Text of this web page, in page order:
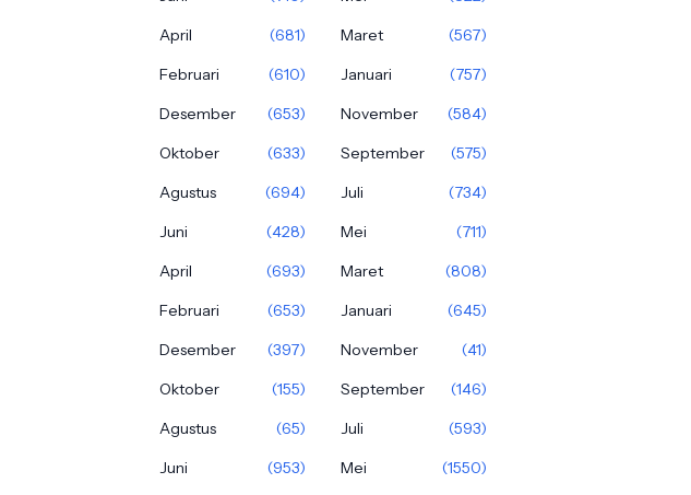
April
(681) Maret
(567)
Februari
(610) Januari
(757)
Desember
(653) November
(584)
Oktober
(633) September
(575)
Agustus
(694) Juli
(734)
Juni
(428) Mei
(711)
April
(693) Maret
(808)
Februari
(653) Januari
(645)
Desember
(397) November
(41)
Oktober
(155) September
(146)
Agustus
(65) Juli
(593)
Juni
(953) Mei
(1550)